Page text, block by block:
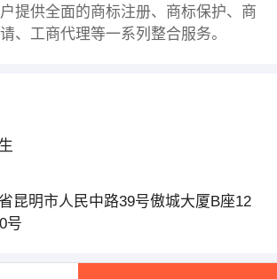
提供全面的商标注册、商标保护、商
、工商代理等一系列整合服务。
昆明市人民中路39号傲城大厦B座12
号